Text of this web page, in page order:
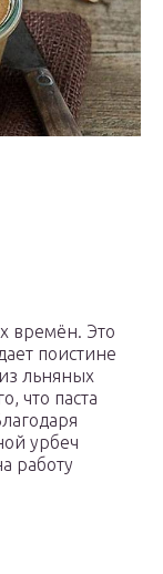
времён. Это
поистине
льняных
что паста
урбеч
работу